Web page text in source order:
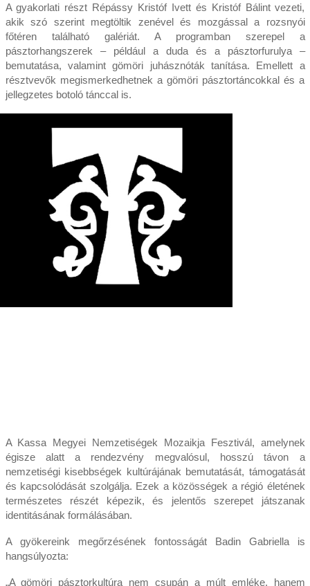
A gyakorlati részt Répássy Kristóf Ivett és Kristóf Bálint vezeti,
akik szó szerint megtöltik zenével és mozgással a rozsnyói
főtéren található galériát. A programban szerepel a
pásztorhangszerek – például a duda és a pásztorfurulya –
bemutatása, valamint gömöri juhásznóták tanítása. Emellett a
résztvevők megismerkedhetnek a gömöri pásztortáncokkal és a
jellegzetes botoló tánccal is.
A Kassa Megyei Nemzetiségek Mozaikja Fesztivál, amelynek
égisze alatt a rendezvény megvalósul, hosszú távon a
nemzetiségi kisebbségek kultúrájának bemutatását, támogatását
és kapcsolódását szolgálja. Ezek a közösségek a régió életének
természetes részét képezik, és jelentős szerepet játszanak
identitásának formálásában.
A gyökereink megőrzésének fontosságát Badin Gabriella is
hangsúlyozta:
„A gömöri pásztorkultúra nem csupán a múlt emléke, hanem